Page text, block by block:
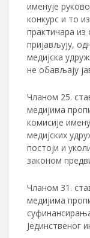
именује
конкурс и то
практичара из
пријављују,
медијска
не обављају
Чланом 25.
медијима
комисије
медијских
постоји и
законом
Чланом 31.
медијима
Јединственог